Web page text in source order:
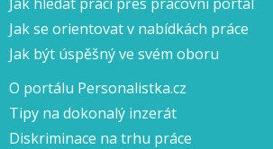
Jak se orientovat v nabídkách práce
Jak být úspěšný ve svém oboru
O portálu Personalistka.cz
Tipy na dokonalý inzerát
Diskriminace na trhu práce